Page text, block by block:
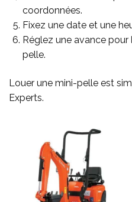
coordonnées.
Fixez une date et une
Réglez une avance
pelle.
Louer une mini-pelle est
Experts.